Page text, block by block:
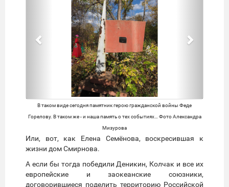
В таком виде сегодня памятник герою гражданской войны Феде
Горелову. В таком же - и наша память о тех событиях… Фото Александра
Мизурова
Или, вот, как Елена Семёнова, воскресившая к
жизни дом Смирнова.
А если бы тогда победили Деникин, Колчак и все их
европейские и заокеанские союзники,
договорившиеся поделить территорию Российской